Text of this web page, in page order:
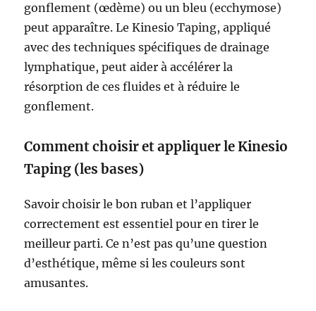
gonflement (œdème) ou un bleu (ecchymose)
peut apparaître. Le Kinesio Taping, appliqué
avec des techniques spécifiques de drainage
lymphatique, peut aider à accélérer la
résorption de ces fluides et à réduire le
gonflement.
Comment choisir et appliquer le Kinesio
Taping (les bases)
Savoir choisir le bon ruban et l’appliquer
correctement est essentiel pour en tirer le
meilleur parti. Ce n’est pas qu’une question
d’esthétique, même si les couleurs sont
amusantes.